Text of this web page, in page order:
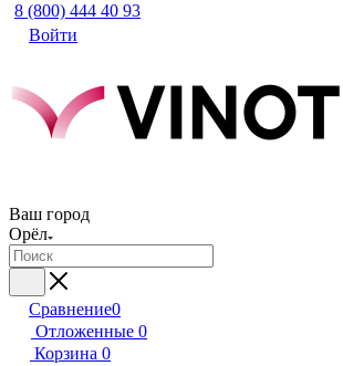
8 (800) 444 40 93
Войти
Ваш город
Орёл
Сравнение0
Отложенные 0
Корзина 0